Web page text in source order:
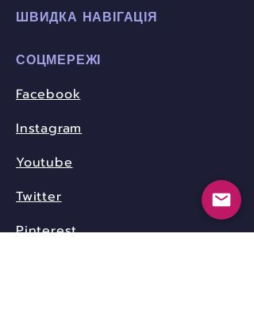
ШВИДКА НАВІГАЦІЯ
СОЦМЕРЕЖІ
Facebook
Instagram
Youtube
Twitter
Pinterest